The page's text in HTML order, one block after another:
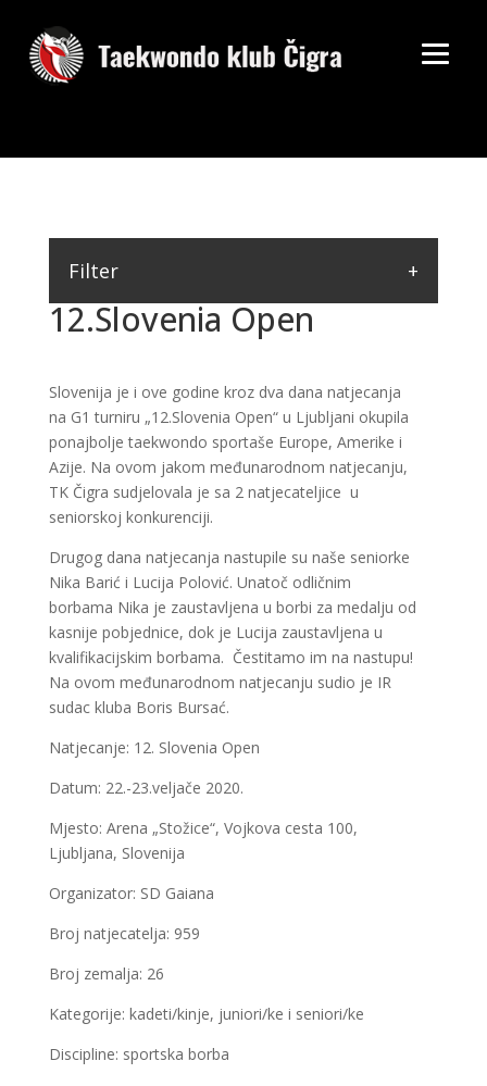
12.Slovenia Open
Slovenija je i ove godine kroz dva dana natjecanja
na G1 turniru „12.Slovenia Open“ u Ljubljani okupila
ponajbolje taekwondo sportaše Europe, Amerike i
Azije. Na ovom jakom međunarodnom natjecanju,
TK Čigra sudjelovala je sa 2 natjecateljice u
seniorskoj konkurenciji.
Drugog dana natjecanja nastupile su naše seniorke
Nika Barić i Lucija Polović. Unatoč odličnim
borbama Nika je zaustavljena u borbi za medalju od
kasnije pobjednice, dok je Lucija zaustavljena u
kvalifikacijskim borbama. Čestitamo im na nastupu!
Na ovom međunarodnom natjecanju sudio je IR
sudac kluba Boris Bursać.
Natjecanje: 12. Slovenia Open
Datum: 22.-23.veljače 2020.
Mjesto: Arena „Stožice“, Vojkova cesta 100,
Ljubljana, Slovenija
Organizator: SD Gaiana
Broj natjecatelja: 959
Broj zemalja: 26
Kategorije: kadeti/kinje, juniori/ke i seniori/ke
Discipline: sportska borba
Filter